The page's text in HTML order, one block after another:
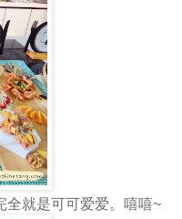
全就是可可爱爱。嘻嘻~